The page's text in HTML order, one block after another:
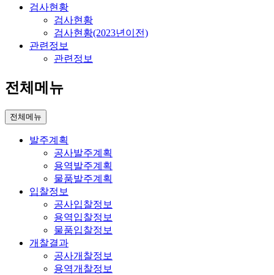
검사현황
검사현황
검사현황(2023년이전)
관련정보
관련정보
전체메뉴
전체메뉴
발주계획
공사발주계획
용역발주계획
물품발주계획
입찰정보
공사입찰정보
용역입찰정보
물품입찰정보
개찰결과
공사개찰정보
용역개찰정보